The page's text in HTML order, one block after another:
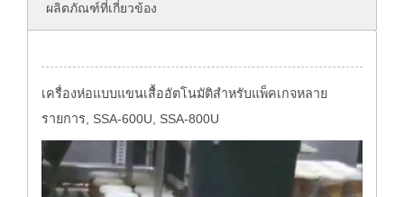
ผลิตภัณฑ์ที่เกี่ยวข้อง
เครื่องห่อแบบแขนเสื้ออัตโนมัติสำหรับแพ็คเกจหลาย
รายการ, SSA-600U, SSA-800U